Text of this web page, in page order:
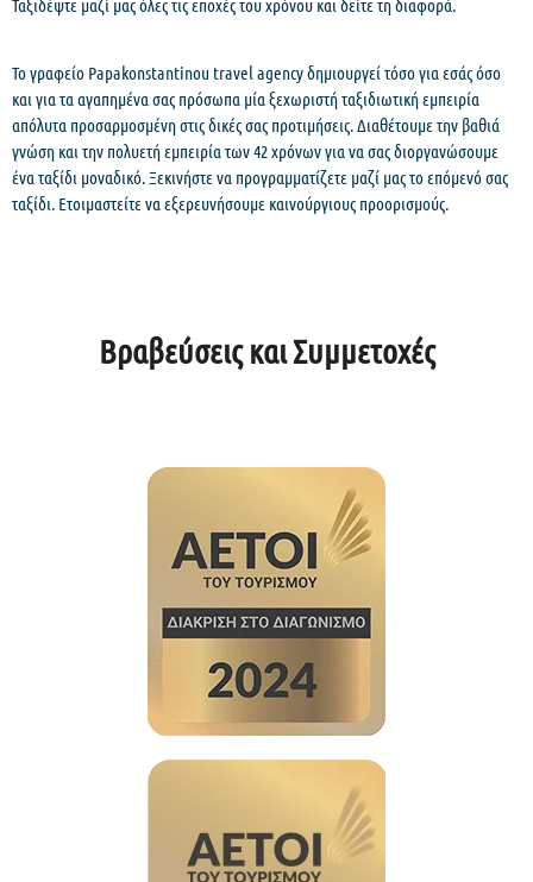
Ταξιδέψτε μαζί μας όλες τις εποχές του χρόνου και δείτε τη διαφορά.
Το γραφείο Papakonstantinou travel agency δημιουργεί τόσο για εσάς όσο
και για τα αγαπημένα σας πρόσωπα μία ξεχωριστή ταξιδιωτική εμπειρία
απόλυτα προσαρμοσμένη στις δικές σας προτιμήσεις. Διαθέτουμε την βαθιά
γνώση και την πολυετή εμπειρία των 42 χρόνων για να σας διοργανώσουμε
ένα ταξίδι μοναδικό. Ξεκινήστε να προγραμματίζετε μαζί μας το επόμενό σας
ταξίδι. Ετοιμαστείτε να εξερευνήσουμε καινούργιους προορισμούς.
Βραβεύσεις και Συμμετοχές